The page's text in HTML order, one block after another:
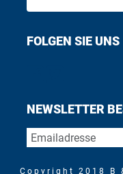
FOLGEN SIE UNS
NEWSLETTER
Copyright 2018 B